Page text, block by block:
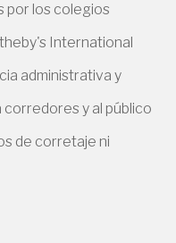
por los colegios
International
administrativa y
y al público
de corretaje ni